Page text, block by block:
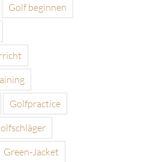
Golf beginnen
Golfpractice
Green-Jacket